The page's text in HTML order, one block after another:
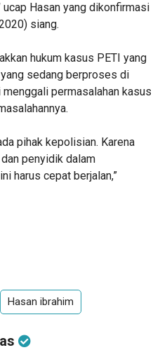
ucap Hasan yang dikonfirmasi
siang.
hukum kasus PETI yang
sedang berproses di
permasalahan kasus
pihak kepolisian. Karena
penyidik dalam
harus cepat berjalan,”
Hasan ibrahim